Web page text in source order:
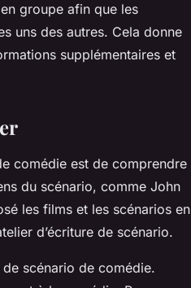
groupe afin que les
uns des autres. Cela donne
supplémentaires et
comédie est de comprendre
du scénario, comme John
les films et les scénarios en
d’écriture de scénario.
de scénario de comédie.